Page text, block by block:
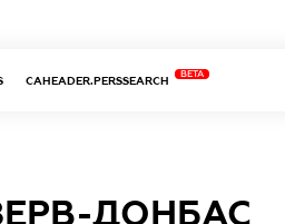
CAHEADER.PERSSEARCH
BETA
ДОНБАС